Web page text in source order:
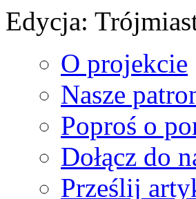
Edycja:
O projekcie
Nasze
Poproś o
Dołącz do
Prześlij